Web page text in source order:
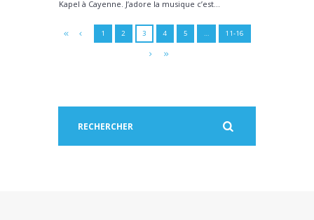
Kapel à Cayenne. J’adore la musique c’est...
1 2 3 4 5 … 11-16